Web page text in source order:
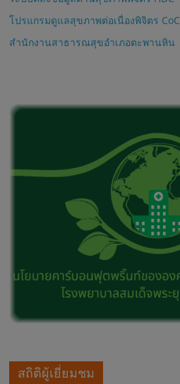
โปรแกรมดูแลสุขภาพต่อเนื่องพิจิตร CoC
สำนักงานสาธารณสุขอำเภอตะพานหิน
สถิติผู้เยี่ยมชม